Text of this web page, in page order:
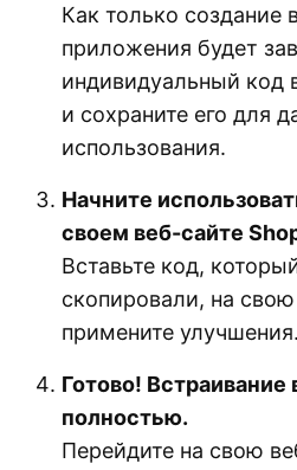
Как только создание
приложения будет
индивидуальный код
и сохраните его для
использования.
Начните
своем веб-сайте
Вставьте код,
скопировали, на
примените улучшения.
Готово!
полностью.
Перейдите на свою